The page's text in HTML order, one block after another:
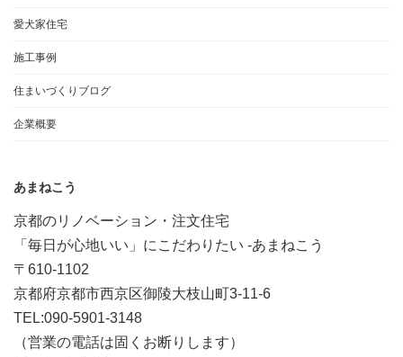
愛犬家住宅
施工事例
住まいづくりブログ
企業概要
あまねこう
京都のリノベーション・注文住宅
「毎日が心地いい」にこだわりたい -あまねこう
〒610-1102
京都府京都市西京区御陵大枝山町3-11-6
TEL:090-5901-3148
（営業の電話は固くお断りします）